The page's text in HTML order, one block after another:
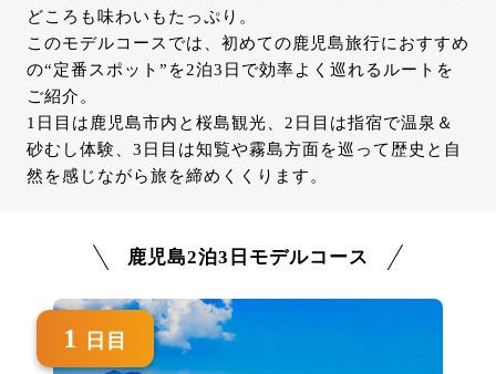
どころも味わいもたっぷり。
このモデルコースでは、初めての鹿児島旅行におすすめ
の“定番スポット”を2泊3日で効率よく巡れるルートを
ご紹介。
1日目は鹿児島市内と桜島観光、2日目は指宿で温泉＆
砂むし体験、3日目は知覧や霧島方面を巡って歴史と自
然を感じながら旅を締めくくります。
鹿児島2泊3日モデルコース
1 日目